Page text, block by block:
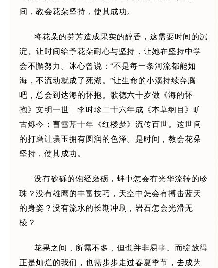
间，教会花朵坚持，使其成功。
将花朵的芬芳造成果实的醇香，这需要时间的沉
淀。让时间给予花朵耐心与坚持，让她在坚持中学
会不懈努力。冰心曾说：“不是每一条河流都能如
海，不流动就成了死湖。”让生命的小溪持续奔腾
吧，总会到达海的怀抱。歌德六十岁做《海的怀
抱》文明一世；李时珍二十六年成《本草纲目》旷
古烁今；曹雪芹十年《红楼梦》流传百世。这世间
的打磨让璞玉拥有圆润的色泽。是时间，教会花朵
坚持，使其成功。
没有砂砾的饱经磨砺，蚌中怎会有光华流转的珍
珠？没有雄鹰的丰富技巧，天空中怎会有搏击蓝天
的身姿？没有流水的长期冲刷，岩石怎会光滑无
棱？
花果之间，所需不多，但也并非易事。而绽放得
正是灿烂的我们，也需步步走过春夏季节，去成为